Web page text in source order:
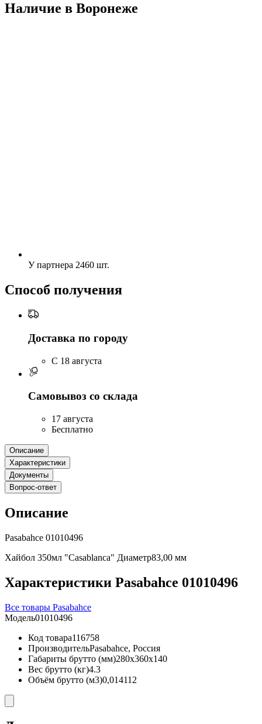
Наличие в Воронежe
У партнера 2460 шт.
Способ получения
Доставка по городу
C 18 августа
Самовывоз со склада
17 августа
Бесплатно
Описание
Характеристики
Документы
Вопрос-ответ
Описание
Pasabahce 01010496
Хайбол 350мл "Casablanca" Диаметр83,00 мм
Характеристики Pasabahce 01010496
Все товары Pasabahce
Модель01010496
Код товара116758
ПроизводительPasabahce, Россия
Габариты брутто (мм)280x360x140
Вес брутто (кг)4.3
Объём брутто (м3)0,014112